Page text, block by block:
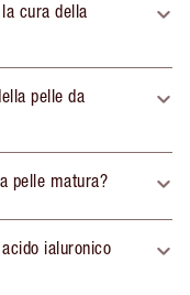
cura della
pelle da
pelle matura?
ialuronico